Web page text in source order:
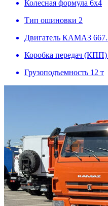
Колесная формула 6х4
Тип ошиновки 2
Двигатель КАМАЗ
Коробка передач (КПП)
Грузоподъемность 12 т